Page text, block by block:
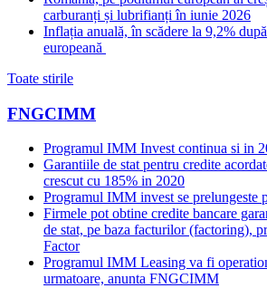
carburanți și lubrifianți în iunie 2026
Inflația anuală, în scădere la 9,2%
europeană
Toate stirile
FNGCIMM
Programul IMM Invest continua si in
Garantiile de stat pentru credite
crescut cu 185% in 2020
Programul IMM invest se prelungeste
Firmele pot obtine credite bancare
de stat, pe baza facturilor (factoring),
Factor
Programul IMM Leasing va fi
urmatoare, anunta FNGCIMM